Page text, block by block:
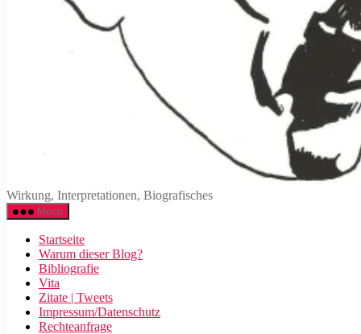
Walter
Mehring
Wirkung, Interpretationen, Biografisches
Menü
Startseite
Warum dieser Blog?
Bibliografie
Vita
Zitate | Tweets
Impressum/Datenschutz
Rechteanfrage